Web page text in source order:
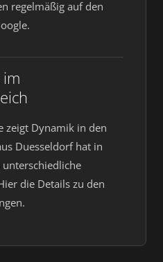
regelmäßig auf den
zeigt Dynamik in den
Duesseldorf hat in
die Details zu den